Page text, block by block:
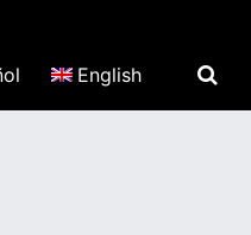
English